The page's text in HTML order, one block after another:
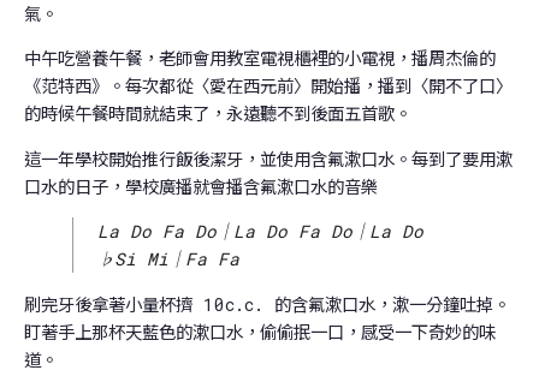
氣。
中午吃營養午餐，老師會用教室電視櫃裡的小電視，播周杰倫的
《范特西》。每次都從〈愛在西元前〉開始播，播到〈開不了口〉
的時候午餐時間就結束了，永遠聽不到後面五首歌。
這一年學校開始推行飯後潔牙，並使用含氟漱口水。每到了要用漱
口水的日子，學校廣播就會播含氟漱口水的音樂
La Do Fa Do｜La Do Fa Do｜La Do
♭Si Mi｜Fa Fa
刷完牙後拿著小量杯擠 10c.c. 的含氟漱口水，漱一分鐘吐掉。
盯著手上那杯天藍色的漱口水，偷偷抿一口，感受一下奇妙的味
道。